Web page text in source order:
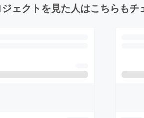
ェクトを見た人はこちらもチ